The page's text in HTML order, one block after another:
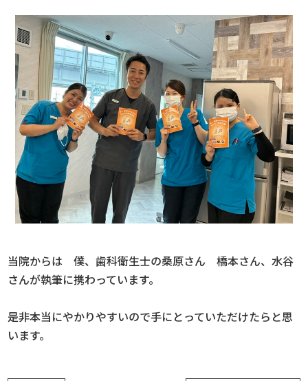
当院からは 僕、歯科衛生士の桑原さん 橋本さん、水谷
さんが執筆に携わっています。
是非本当にやかりやすいので手にとっていただけたらと思
います。